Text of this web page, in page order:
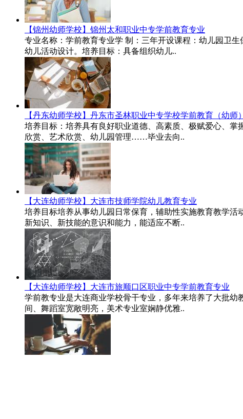
【锦州幼师学校】锦州太和职业中专学前教育专业
专业名称：学前教育专业学 制：三年开设课程：幼儿园卫
幼儿活动设计。培养目标：具备组织幼儿..
【丹东幼师学校】丹东市圣林职业中专学校学前教育（幼师
培养目标：培养具有良好职业道德、高素质、极赋爱心、
欣赏、艺术欣赏、幼儿园管理……毕业去向..
【大连幼师学校】大连市技师学院幼儿教育专业
培养目标培养从事幼儿园日常保育，辅助性实施教育教学
新知识、新技能的意识和能力，能适应不断..
【大连幼师学校】大连市旅顺口区职业中专学前教育专业
学前教专业是大连商业学校骨干专业，多年来培养了大批
间、舞蹈室宽敞明亮，美术专业室娴静优雅..